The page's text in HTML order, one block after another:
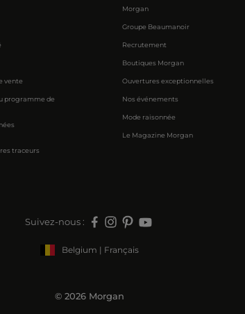
vente
programme de
traceurs
Morgan
Groupe Beaumanoir
Recrutement
Boutiques Morgan
Ouvertures exceptionnelles
Nos événements
Mode raisonnée
Le Magazine Morgan
Suivez-nous :
Belgium | Français
© 2026 Morgan